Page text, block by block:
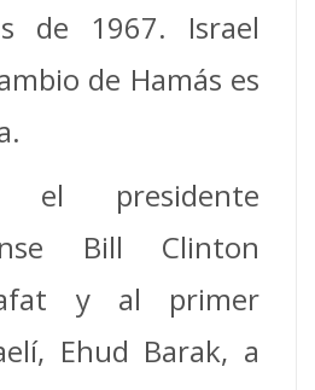
de 1967. Israel
de Hamás es
el presidente
Bill Clinton
y al primer
Ehud Barak, a